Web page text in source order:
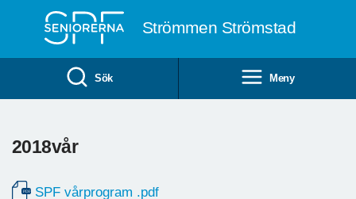
Strömmen Strömstad
Sök Meny
2018vår
SPF vårprogram .pdf